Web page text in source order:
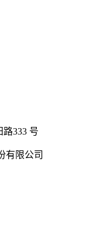
333 号
有限公司